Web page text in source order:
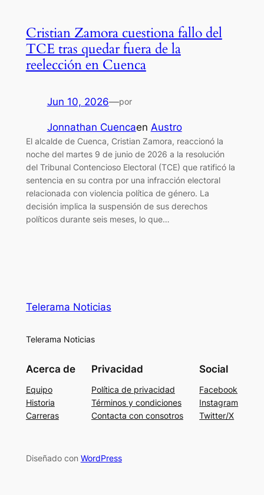
Cristian Zamora cuestiona fallo del
TCE tras quedar fuera de la
reelección en Cuenca
Jun 10, 2026—por
Jonnathan Cuencaen Austro
El alcalde de Cuenca, Cristian Zamora, reaccionó la
noche del martes 9 de junio de 2026 a la resolución
del Tribunal Contencioso Electoral (TCE) que ratificó la
sentencia en su contra por una infracción electoral
relacionada con violencia política de género. La
decisión implica la suspensión de sus derechos
políticos durante seis meses, lo que…
Telerama Noticias
Telerama Noticias
Acerca de
Equipo
Historia
Carreras
Privacidad
Política de privacidad
Términos y condiciones
Contacta con consotros
Social
Facebook
Instagram
Twitter/X
Diseñado con WordPress